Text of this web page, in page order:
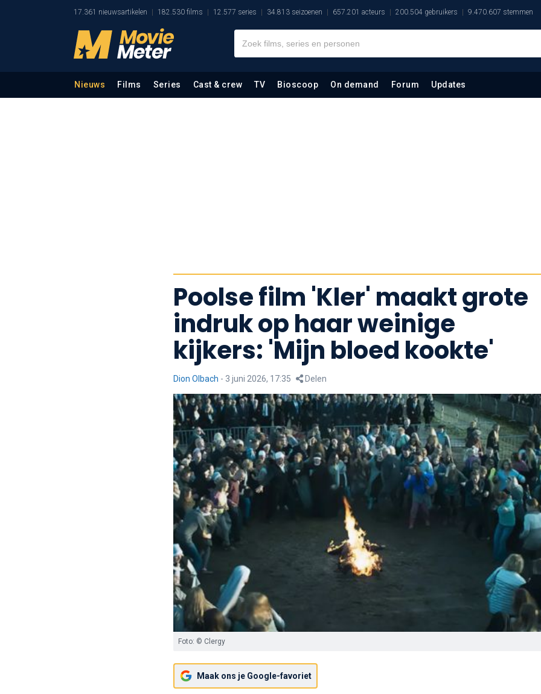
17.361 nieuwsartikelen 182.530 films 12.577 series 34.813 seizoenen 657.201 acteurs 200.504 gebruikers 9.470.607 stemmen
Nieuws Films Series Cast & crew TV Bioscoop On demand Forum Updates
Poolse film 'Kler' maakt grote
indruk op haar weinige
kijkers: 'Mijn bloed kookte'
Dion Olbach - 3 juni 2026, 17:35 Delen
Foto: © Clergy
Maak ons je Google-favoriet